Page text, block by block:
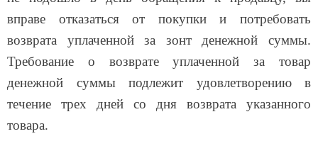
вправе отказаться от покупки и потребовать
возврата уплаченной за зонт денежной суммы.
Требование о возврате уплаченной за товар
денежной суммы подлежит удовлетворению в
течение трех дней со дня возврата указанного
товара.